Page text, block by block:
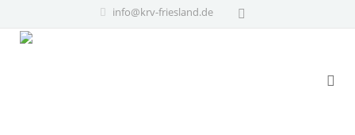
info@krv-friesland.de